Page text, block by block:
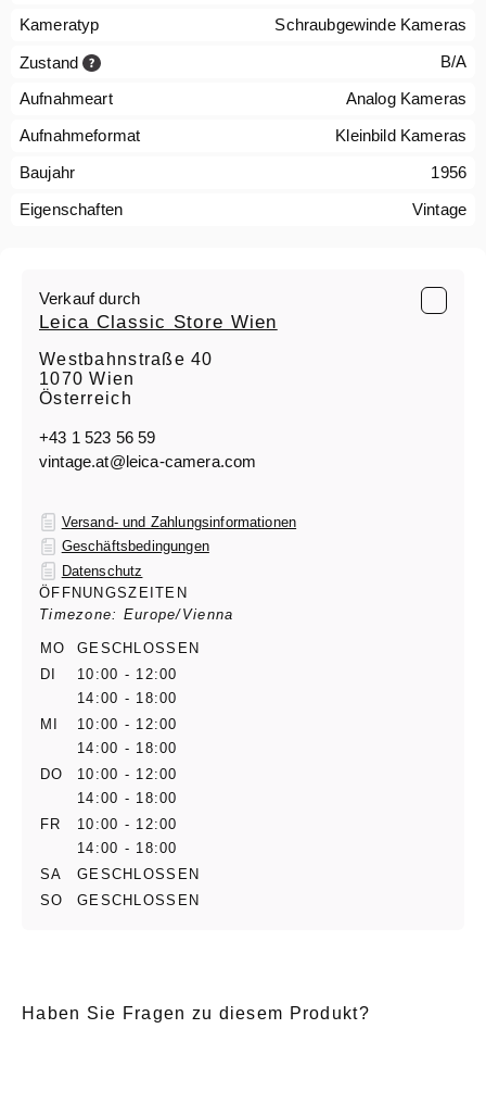
Kameratyp Schraubgewinde Kameras
Zustand B/A
Aufnahmeart
Analog Kameras
Aufnahmeformat
Kleinbild Kameras
Baujahr
1956
Eigenschaften
Vintage
Verkauf durch
Leica Classic Store Wien
Westbahnstraße 40
1070 Wien
Österreich
+43 1 523 56 59
vintage.at@leica-camera.com
Versand- und Zahlungsinformationen
Geschäftsbedingungen
Datenschutz
ÖFFNUNGSZEITEN
Timezone: Europe/Vienna
MO
GESCHLOSSEN
DI
10:00 - 12:00
14:00 - 18:00
MI
10:00 - 12:00
14:00 - 18:00
DO
10:00 - 12:00
14:00 - 18:00
FR
10:00 - 12:00
14:00 - 18:00
SA
GESCHLOSSEN
SO
GESCHLOSSEN
Haben Sie Fragen zu diesem Produkt?